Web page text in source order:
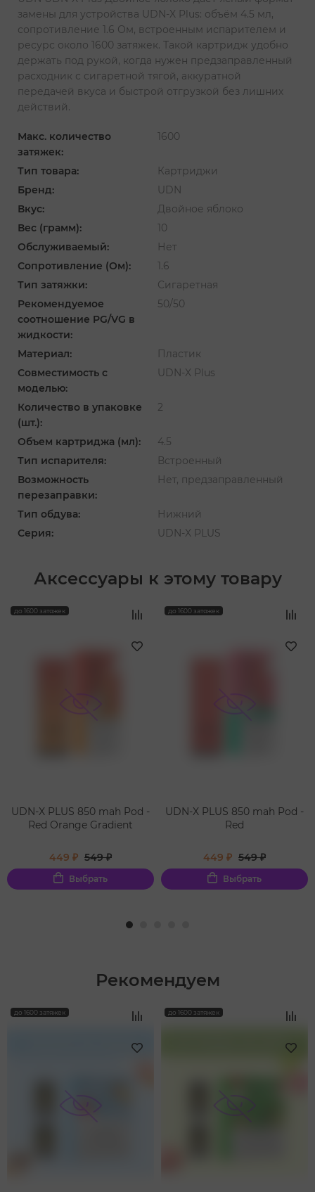
замены для устройства UDN-X Plus: объём 4.5 мл,
сопротивление 1.6 Ом, встроенным испарителем и
ресурс около 1600 затяжек. Такой картридж удобно
держать под рукой, когда нужен предзаправленный
расходник с сигаретной тягой, аккуратной
передачей вкуса и быстрой отгрузкой без лишних
действий.
Макс. количество
затяжек:
1600
Тип товара:
Картриджи
Бренд:
UDN
Вкус:
Двойное яблоко
Вес (грамм):
10
Обслуживаемый:
Нет
Сопротивление (Ом):
1.6
Тип затяжки:
Сигаретная
Рекомендуемое
соотношение PG/VG в
жидкости:
50/50
Материал:
Пластик
Совместимость с
моделью:
UDN-X Plus
Количество в упаковке
(шт.):
2
Объем картриджа (мл):
4.5
Тип испарителя:
Встроенный
Возможность
перезаправки:
Нет, предзаправленный
Тип обдува:
Нижний
Серия:
UDN-X PLUS
Аксессуары к этому товару
до 1600 затяжек
UDN-X PLUS 850 mah Pod -
Red Orange Gradient
449 ₽ 549 ₽
Выбрать
до 1600 затяжек
UDN-X PLUS 850 mah Pod -
Red
449 ₽ 549 ₽
Выбрать
‹
Рекомендуем
до 1600 затяжек до 1600 затяжек